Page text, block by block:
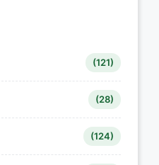
(121)
(28)
(124)